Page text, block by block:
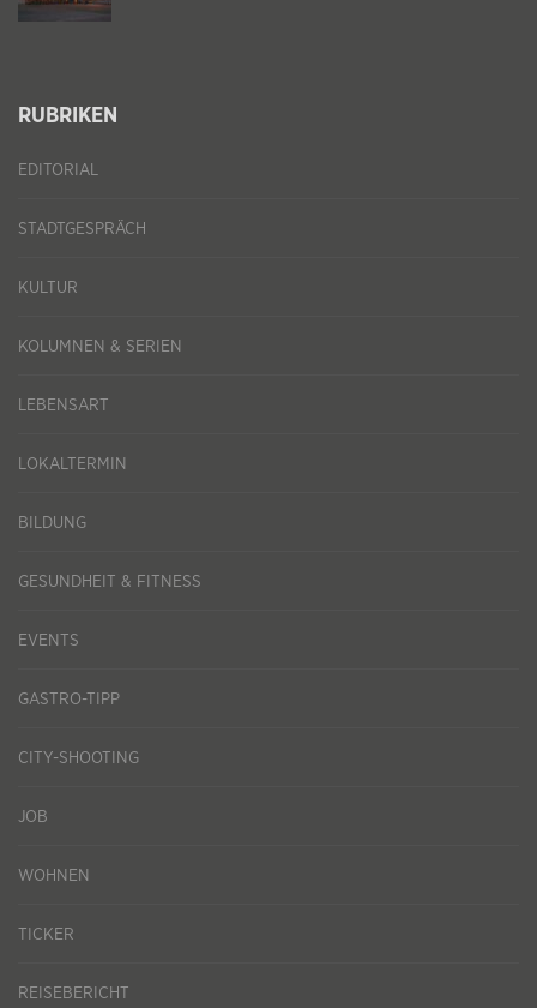
RUBRIKEN
EDITORIAL
STADTGESPRÄCH
KULTUR
KOLUMNEN & SERIEN
LEBENSART
LOKALTERMIN
BILDUNG
GESUNDHEIT & FITNESS
EVENTS
GASTRO-TIPP
CITY-SHOOTING
JOB
WOHNEN
TICKER
REISEBERICHT